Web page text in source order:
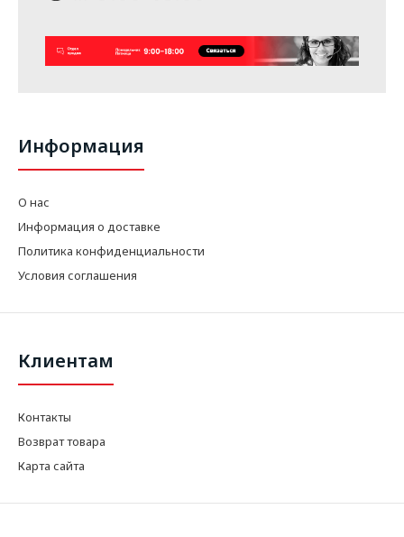
Информация
О нас
Информация о доставке
Политика конфиденциальности
Условия соглашения
Клиентам
Контакты
Возврат товара
Карта сайта